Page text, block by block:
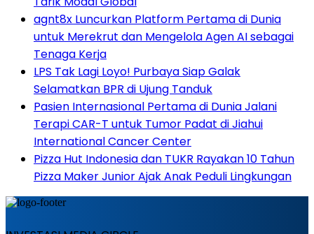
agnt8x Luncurkan Platform Pertama di Dunia
untuk Merekrut dan Mengelola Agen AI sebagai
Tenaga Kerja
LPS Tak Lagi Loyo! Purbaya Siap Galak
Selamatkan BPR di Ujung Tanduk
Pasien Internasional Pertama di Dunia Jalani
Terapi CAR-T untuk Tumor Padat di Jiahui
International Cancer Center
Pizza Hut Indonesia dan TUKR Rayakan 10 Tahun
Pizza Maker Junior Ajak Anak Peduli Lingkungan